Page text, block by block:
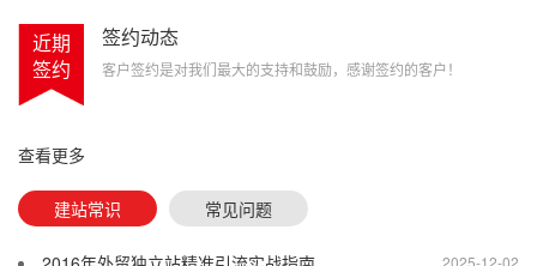
近期
签约
签约动态
客户签约是对我们最大的支持和鼓励，感谢签约的客户！
查看更多
建站常识 常见问题
2025-12-02